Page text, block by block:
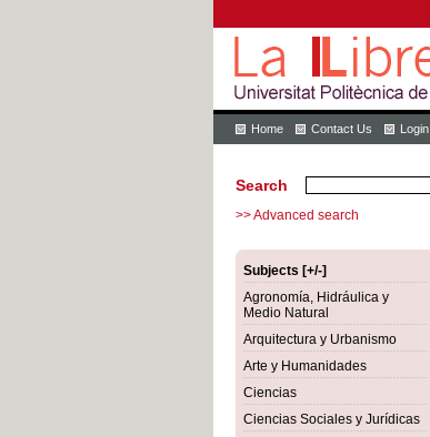
Home Contact Us Login
Search
>> Advanced search
Subjects [+/-]
Agronomía, Hidráulica y
Medio Natural
Arquitectura y Urbanismo
Arte y Humanidades
Ciencias
Ciencias Sociales y Jurídicas